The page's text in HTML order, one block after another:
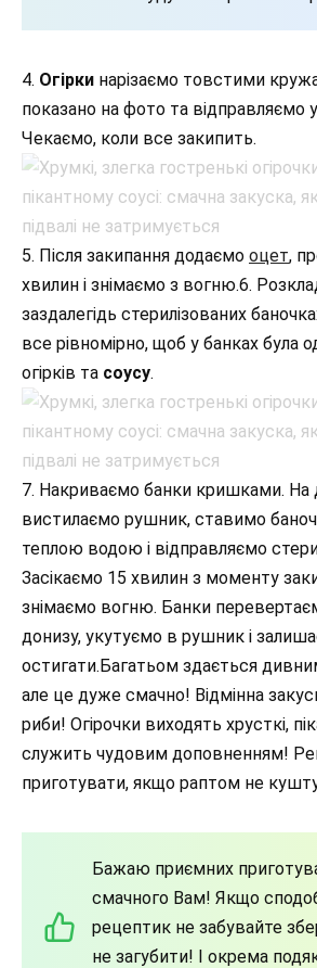
4. Огірки нарізаємо товстими
показано на фото та відправляємо
Чекаємо, коли все закипить.
5. Після закипання додаємо оцет,
хвилин і знімаємо з вогню.6.
заздалегідь стерилізованих
все рівномірно, щоб у банках була
огірків та соусу.
7. Накриваємо банки кришками. На
вистилаємо рушник, ставимо
теплою водою і відправляємо
Засікаємо 15 хвилин з моменту
знімаємо вогню. Банки
донизу, укутуємо в рушник і
остигати.Багатьом здається
але це дуже смачно! Відмінна
риби! Огірочки виходять хрусткі,
служить чудовим доповненням!
приготувати, якщо раптом не
Бажаю приємних
смачного Вам! Якщо
рецептик не забувайте
не загубити! І окрема